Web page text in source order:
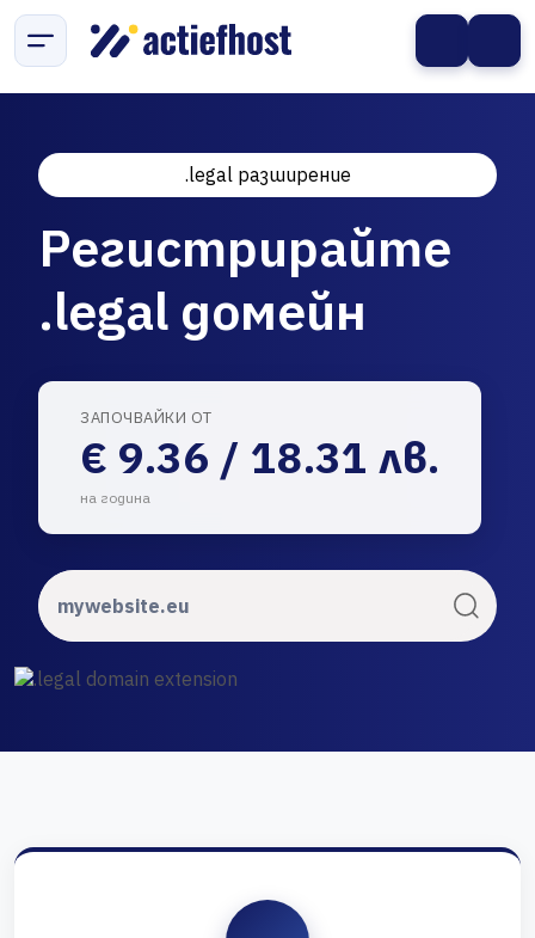
.legal разширение
Регистрирайте
.legal домейн
ЗАПОЧВАЙКИ ОТ
€ 9.36 / 18.31 лв.
на година